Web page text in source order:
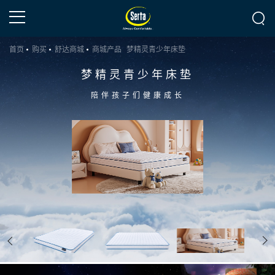
首页 购买 舒达商城 商城产品 梦精灵青少年床垫
梦精灵青少年床垫
陪伴孩子们健康成长